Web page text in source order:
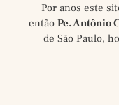
Por anos este
então Pe. Antônio
de São Paulo,